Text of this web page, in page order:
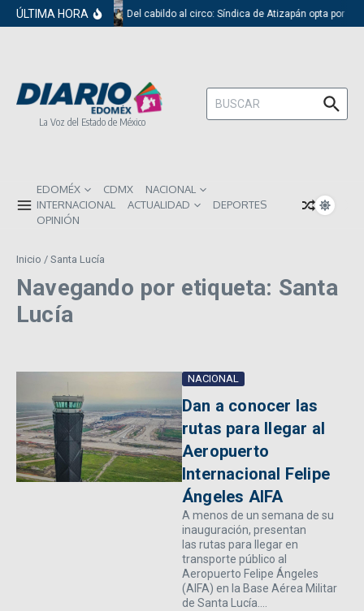
Saltar al contenido
ÚLTIMA HORA Del cabildo al circo: Síndica de Atizapán opta por el
La Voz del Estado de México
Buscar:
EDOMÉX CDMX
NACIONAL
INTERNACIONAL
ACTUALIDAD
DEPORTES
OPINIÓN
Inicio / Santa Lucía
Navegando por etiqueta: Santa
Lucía
NACIONAL
Dan a conocer las
rutas para llegar al
Aeropuerto
Internacional Felipe
Ángeles AIFA
A menos de un semana de su
inauguración, presentan
las rutas para llegar en
transporte público al
Aeropuerto Felipe Ángeles
(AIFA) en la Base Aérea Militar
de Santa Lucía....